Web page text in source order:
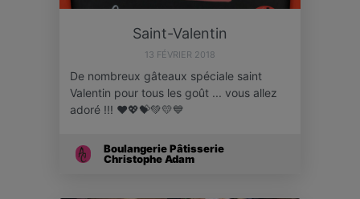
Saint-Valentin
13 FÉVRIER 2018
De nombreux gâteaux spéciale saint
Valentin pour tous les goût ... vous allez
adoré !!! ❤💖💝💚💛💙
Boulangerie Pâtisserie
Christophe Adam